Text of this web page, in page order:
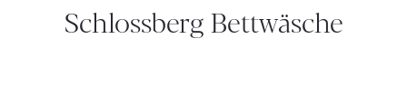
Schlossberg Bettwäsche